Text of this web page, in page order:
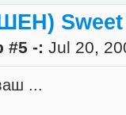
Sweet
#5 -: Jul 20,
...